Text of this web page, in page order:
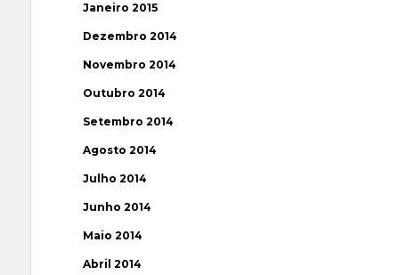
Janeiro 2015
Dezembro 2014
Novembro 2014
Outubro 2014
Setembro 2014
Agosto 2014
Julho 2014
Junho 2014
Maio 2014
Abril 2014